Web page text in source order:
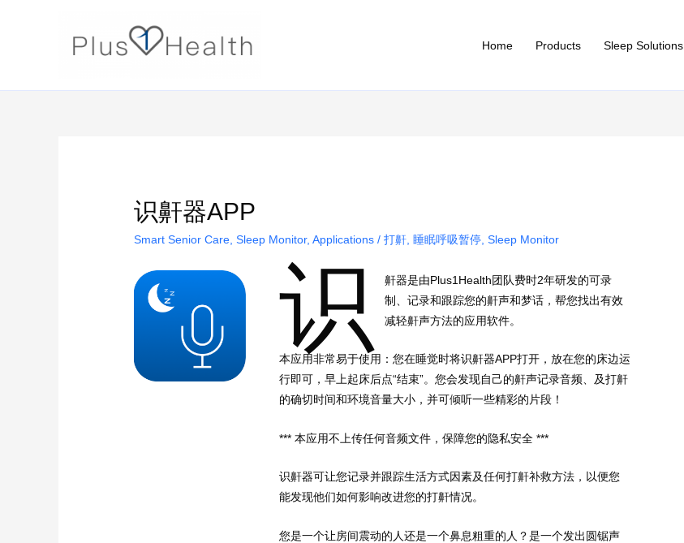
Home Products Sleep Solutions
识鼾器APP
Smart Senior Care ,Sleep Monitor,Applications /打鼾 睡眠呼吸暂停 ,Sleep Monitor
识
鼾器是由Plus1Health团队费时2年研发的可录
制、记录和跟踪您的鼾声和梦话，帮您找出有效
减轻鼾声方法的应用软件。
本应用非常易于使用：您在睡觉时将识鼾器APP打开，放在您的床边运
行即可，早上起床后点“结束”。您会发现自己的鼾声记录音频、及打鼾
的确切时间和环境音量大小，并可倾听一些精彩的片段！
*** 本应用不上传任何音频文件，保障您的隐私安全 ***
识鼾器可让您记录并跟踪生活方式因素及任何打鼾补救方法，以便您
能发现他们如何影响改进您的打鼾情况。
您是一个让房间震动的人还是一个鼻息粗重的人？是一个发出圆锯声